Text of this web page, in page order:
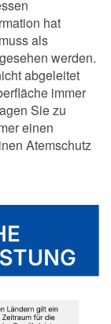
hat
als
werden.
abgeleitet
immer
Sie zu
einen
Atemschutz